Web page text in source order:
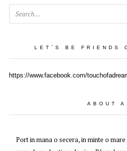
LET`S BE FRIENDS
https://www.facebook.com/
ABOUT
Port in mana o secera, in minte o